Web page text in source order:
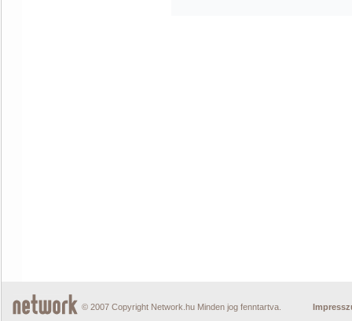
© 2007 Copyright Network.hu Minden jog fenntartva.